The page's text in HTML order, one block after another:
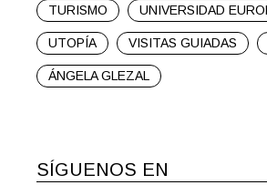
TURISMO UNIVERSIDAD
UTOPÍA VISITAS GUIADAS
ÁNGELA GLEZAL
SÍGUENOS EN